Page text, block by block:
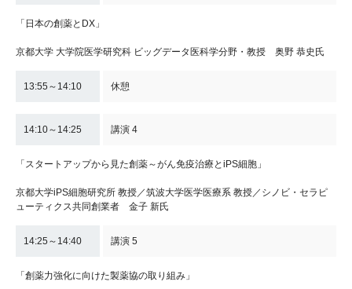
「日本の創薬とDX」
京都大学 大学院医学研究科 ビッグデータ医科学分野・教授 奥野 恭史氏
13:55～14:10 休憩
14:10～14:25 講演 4
「スタートアップから見た創薬～がん免疫治療とiPS細胞」
京都大学iPS細胞研究所 教授／筑波大学医学医療系 教授／シノビ・セラピ
ューティクス共同創業者 金子 新氏
14:25～14:40 講演 5
「創薬力強化に向けた製薬協の取り組み」